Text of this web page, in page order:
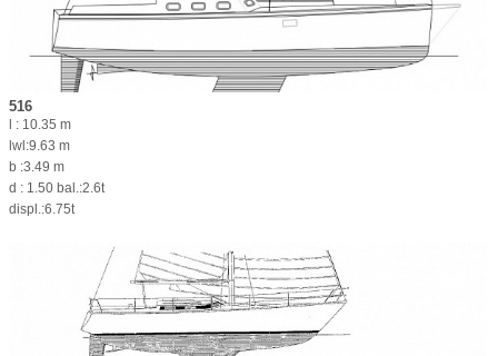
516
l : 10.35 m
lwl:9.63 m
b :3.49 m
d : 1.50 bal.:2.6t
displ.:6.75t